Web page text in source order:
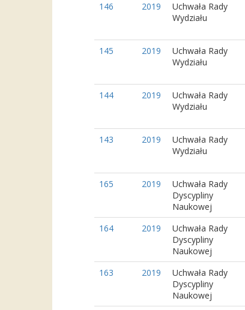
146 2019
Uchwała Rady
Wydziału
145 2019
Uchwała Rady
Wydziału
144 2019
Uchwała Rady
Wydziału
143 2019
Uchwała Rady
Wydziału
165 2019
Uchwała Rady
Dyscypliny
Naukowej
164 2019
Uchwała Rady
Dyscypliny
Naukowej
163 2019
Uchwała Rady
Dyscypliny
Naukowej